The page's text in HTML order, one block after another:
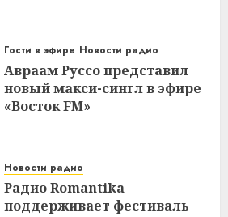
Гости в эфире Новости радио
Авраам Руссо представил
новый макси-сингл в эфире
«Восток FM»
Новости радио
Радио Romantika
поддерживает фестиваль